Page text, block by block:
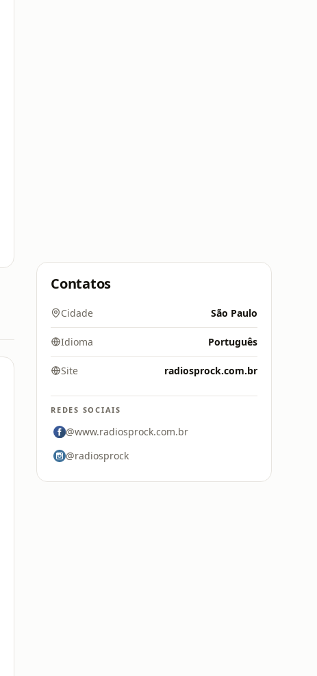
Contatos
Cidade São Paulo
Idioma Português
Site radiosprock.com.br
REDES SOCIAIS
@www.radiosprock.com.br
@radiosprock